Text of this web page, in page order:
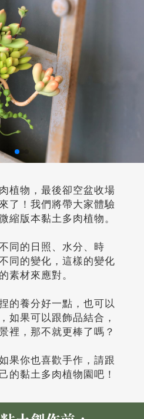
植物，最後卻空盆收場
了！我們將帶大家體驗
縮版本黏土多肉植物。
同的日照、水分、時
同的變化，這樣的變化
素材來應對。
的養分好一點，也可以
如果可以跟飾品結合，
裡，那不就更棒了嗎？
果你也喜歡手作，請跟
的黏土多肉植物園吧！